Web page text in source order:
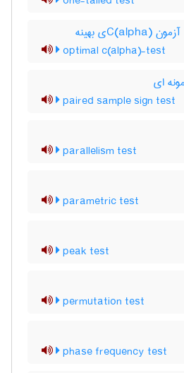
optimal c(alpha)-test
ای
paired sample sign test
parallelism test
parametric test
peak test
permutation test
phase frequency test